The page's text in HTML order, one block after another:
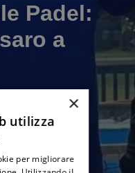
Padel:
a
×
utilizza
per migliorare